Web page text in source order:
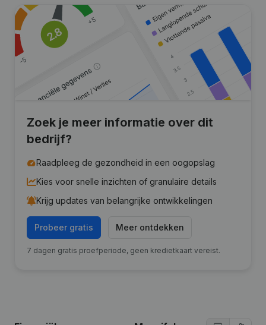
Zoek je meer informatie over dit
bedrijf?
Raadpleeg de gezondheid in een oogopslag
Kies voor snelle inzichten of granulaire details
Krijg updates van belangrijke ontwikkelingen
Probeer gratis Meer ontdekken
7 dagen gratis proefperiode, geen kredietkaart vereist.